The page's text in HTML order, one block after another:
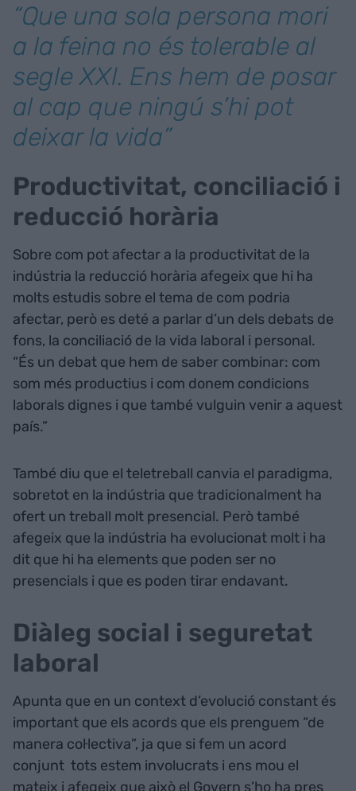
“Que una sola persona mori
a la feina no és tolerable al
segle XXI. Ens hem de posar
al cap que ningú s’hi pot
deixar la vida”
Productivitat, conciliació i
reducció horària
Sobre com pot afectar a la productivitat de la
indústria la reducció horària afegeix que hi ha
molts estudis sobre el tema de com podria
afectar, però es deté a parlar d’un dels debats de
fons, la conciliació de la vida laboral i personal.
“És un debat que hem de saber combinar: com
som més productius i com donem condicions
laborals dignes i que també vulguin venir a aquest
país.”
També diu que el teletreball canvia el paradigma,
sobretot en la indústria que tradicionalment ha
ofert un treball molt presencial. Però també
afegeix que la indústria ha evolucionat molt i ha
dit que hi ha elements que poden ser no
presencials i que es poden tirar endavant.
Diàleg social i seguretat
laboral
Apunta que en un context d’evolució constant és
important que els acords que els prenguem “de
manera col·lectiva”, ja que si fem un acord
conjunt tots estem involucrats i ens mou el
mateix i afegeix que això el Govern s’ho ha pres